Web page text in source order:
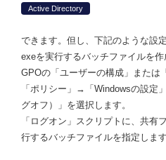
Active Directory
できます。但し、下記のような設
exeを実行するバッチファイルを作
GPOの「ユーザーの構成」または
「ポリシー」→「Windowsの設定
グオフ）」を選択します。
「ログオン」スクリプトに、共有
行するバッチファイルを指定します